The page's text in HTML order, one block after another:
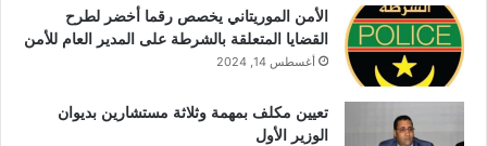
الأمن الموريتاني يخصص رقما أخضر لطرح
القضايا المتعلقة بالشرطة على المدير العام للأمن
أغسطس 14, 2024
تعيين مكلف بمهمة وثلاثة مستشارين بديوان
الوزير الأول